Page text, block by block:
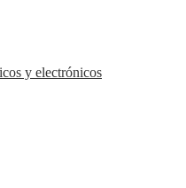
y electrónicos